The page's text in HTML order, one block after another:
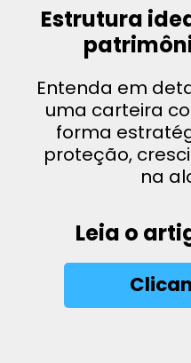
Estrutura
Leia o
Entenda em
uma carteira
forma
proteção,
na